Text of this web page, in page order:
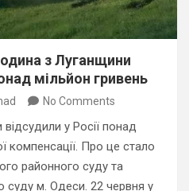
з Луганщини
мільйон гривень
No Comments
у Росії понад
компенсації. Про це стало
районного суду та
суду м. Одеси. 22 червня у